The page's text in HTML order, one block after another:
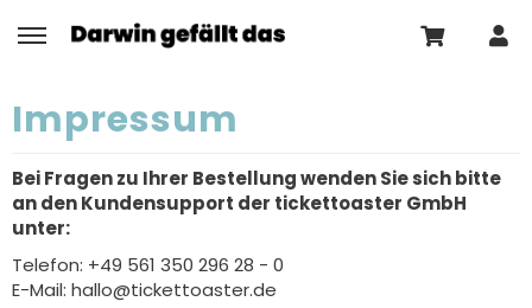
Impressum
Bei Fragen zu Ihrer Bestellung wenden Sie sich bitte
an den Kundensupport der tickettoaster GmbH
unter:
Telefon: +49 561 350 296 28 - 0
E-Mail: hallo@tickettoaster.de